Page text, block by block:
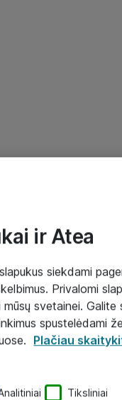
ir Atea
siekdami
Privalomi
svetainei.
spustelėdami
Plačiau
Tiksliniai